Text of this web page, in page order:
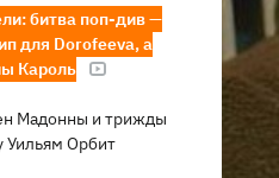
битва поп-див —
для Dorofeeva, а
Кароль
Мадонны и трижды
Уильям Орбит